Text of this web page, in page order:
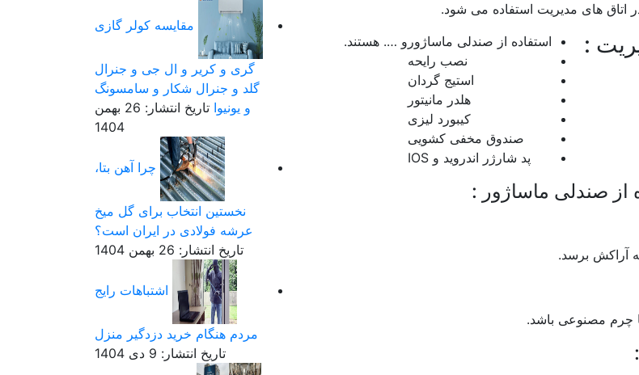
اتاق های مدیریت استفاده می شود.
:
استفاده از صندلی ماساژور
نصب رایحه
استیج گردان
هلدر مانیتور
کیبورد لیزی
صندوق مخفی کشویی
پد شارژر اندروید و IOS
و …. هستند.
از صندلی ماساژور :
آراکش برسد.
چرم مصنوعی باشد.
مقایسه کولر گازی
گری و کریر و ال جی و جنرال
گلد و جنرال شکار و سامسونگ
و یونیوا
تاریخ انتشار: 26 بهمن
1404
چرا آهن بتا،
نخستین انتخاب برای گل میخ
عرشه فولادی در ایران است؟
تاریخ انتشار: 26 بهمن 1404
اشتباهات رایج
مردم هنگام خرید دزدگیر منزل
تاریخ انتشار: 9 دی 1404